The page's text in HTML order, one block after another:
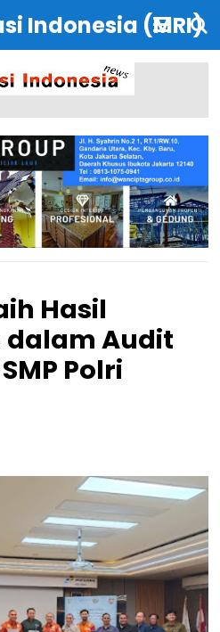
Indonesia (MRI)
Hasil
dalam Audit
Polri